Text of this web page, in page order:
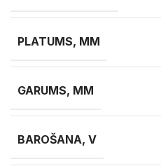
PLATUMS, MM
GARUMS, MM
BAROŠANA, V